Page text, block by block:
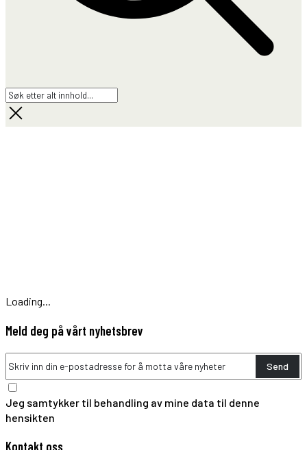
Loading...
Meld deg på vårt nyhetsbrev
Send
Jeg samtykker til behandling av mine data til denne
hensikten
Kontakt oss